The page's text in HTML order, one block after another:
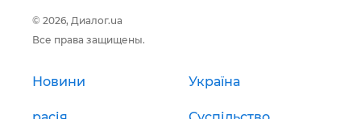
© 2026, Диалог.ua
Все права защищены.
Новини Україна